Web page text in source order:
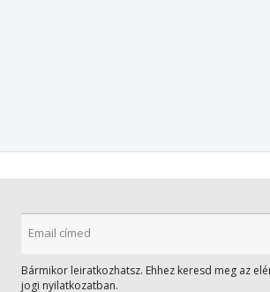
Bármikor leiratkozhatsz. Ehhez keresd meg az
jogi nyilatkozatban.